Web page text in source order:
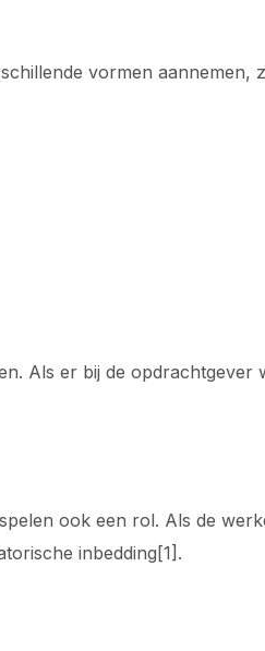
vormen aannemen,
Als er bij de opdrachtgever
ook een rol. Als de
inbedding[1].